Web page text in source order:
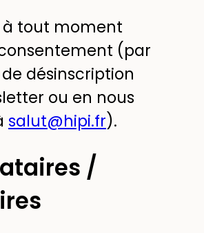
à tout moment
(par
désinscription
ou en nous
salut@hipi.fr).
/